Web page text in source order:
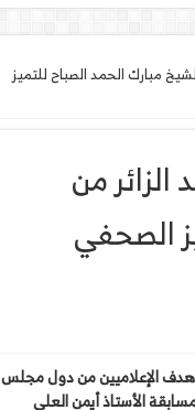
مبارك الحمد الصباح للتميز
من
الصحفي
الإعلاميين من دول مجلس
الأستاذ أيمن العلي